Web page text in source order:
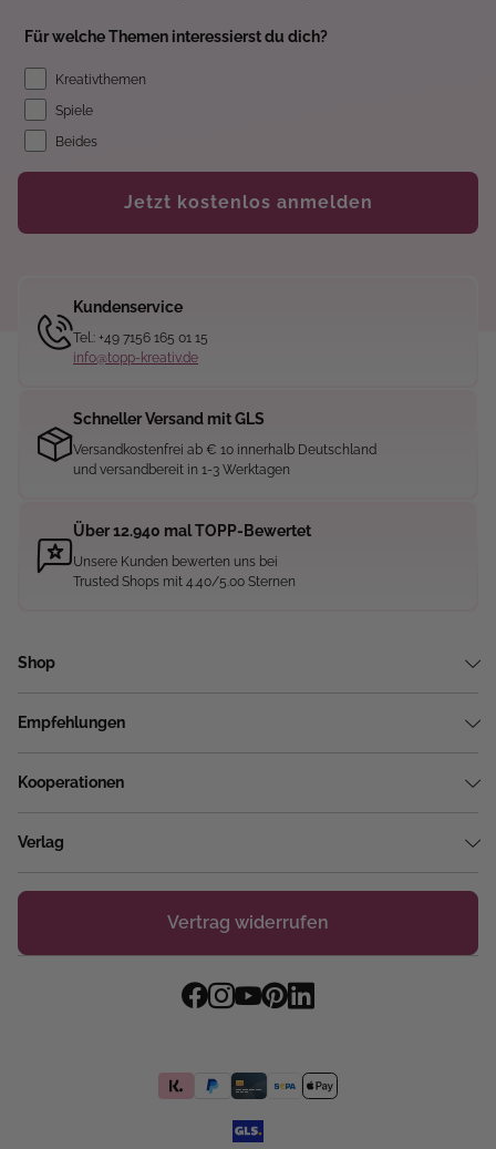
Für welche Themen interessierst du dich?
Kreativthemen
Spiele
Beides
Jetzt kostenlos anmelden
Kundenservice
Tel.: +49 7156 165 01 15
info@topp-kreativ.de
Schneller Versand mit GLS
Versandkostenfrei ab € 10 innerhalb Deutschland
und versandbereit in 1-3 Werktagen
Über 12.940 mal TOPP-Bewertet
Unsere Kunden bewerten uns bei
Trusted Shops mit 4.40/5.00 Sternen
Shop
Empfehlungen
Kooperationen
Verlag
Vertrag widerrufen